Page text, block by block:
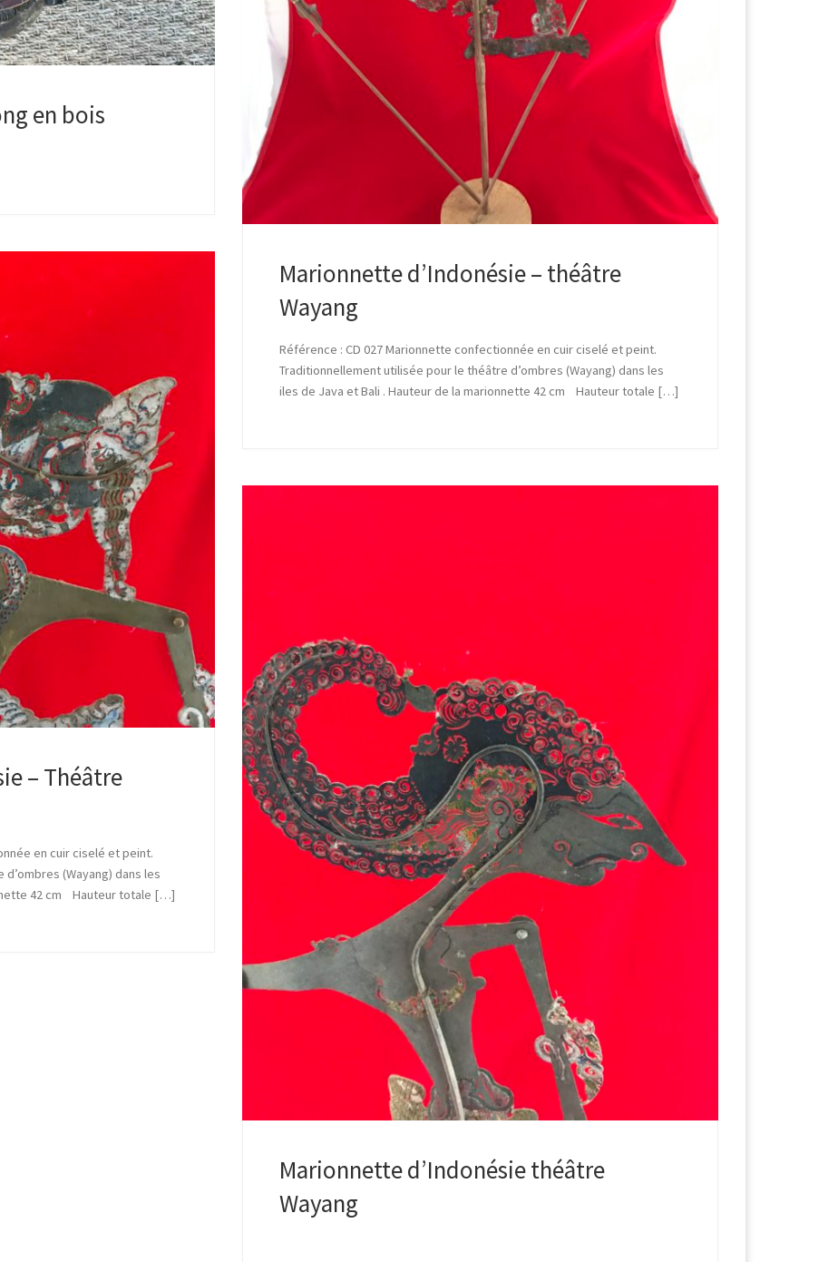
en bois
Marionnette d’Indonésie – théâtre
Wayang
Référence : CD 027 Marionnette confectionnée en cuir ciselé et peint.
Traditionnellement utilisée pour le théâtre d’ombres (Wayang) dans les
iles de Java et Bali . Hauteur de la marionnette 42 cm Hauteur totale […]
– Théâtre
en cuir ciselé et peint.
(Wayang) dans les
42 cm Hauteur totale […]
Marionnette d’Indonésie théâtre
Wayang